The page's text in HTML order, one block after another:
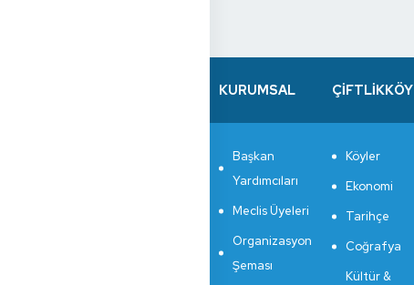
KURUMSAL
Başkan
Yardımcıları
Meclis Üyeleri
Organizasyon
Şeması
ÇİFTLİKKÖY
Köyler
Ekonomi
Tarihçe
Coğrafya
Kültür &